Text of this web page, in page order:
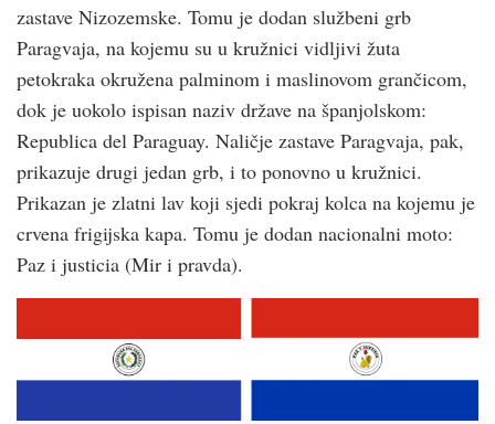
zastave Nizozemske. Tomu je dodan službeni grb
Paragvaja, na kojemu su u kružnici vidljivi žuta
petokraka okružena palminom i maslinovom grančicom,
dok je uokolo ispisan naziv države na španjolskom:
Republica del Paraguay. Naličje zastave Paragvaja, pak,
prikazuje drugi jedan grb, i to ponovno u kružnici.
Prikazan je zlatni lav koji sjedi pokraj kolca na kojemu je
crvena frigijska kapa. Tomu je dodan nacionalni moto:
Paz i justicia (Mir i pravda).